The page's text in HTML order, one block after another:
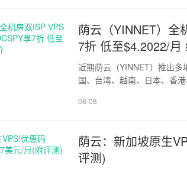
荫云（YINNET）全
7折 低至$4.2022/月
近期荫云（YINNET）推出
国、台湾、越南、日本、香
!important;border: none
08-08
荫云：新加坡原生
评测)